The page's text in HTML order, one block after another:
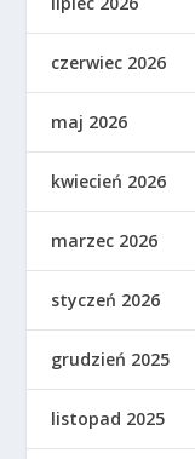
czerwiec 2026
maj 2026
kwiecień 2026
marzec 2026
styczeń 2026
grudzień 2025
listopad 2025